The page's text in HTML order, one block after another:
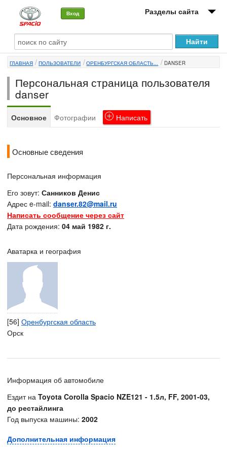
Вход Разделы сайта
О машине
Автоклуб
Форумы
Сервисы и услуги
ГЛАВНАЯ ПОЛЬЗОВАТЕЛИ ОРЕНБУРГСКАЯ ОБЛАСТЬ... DANSER
Персональная страница пользователя
danser
Основное Фотографии Написать
Основные сведения
Персональная информация
Его зовут: Санников Денис
Адрес e-mail: danser.82@mail.ru
Написать сообщение через сайт
Дата рождения: 04 май 1982 г.
Аватарка и география
[56] Оренбургская область
Орск
Информация об автомобиле
Ездит на Toyota Corolla Spacio NZE121 - 1.5л, FF, 2001-03,
до рестайлинга
Год выпуска машины: 2002
Дополнительная информация